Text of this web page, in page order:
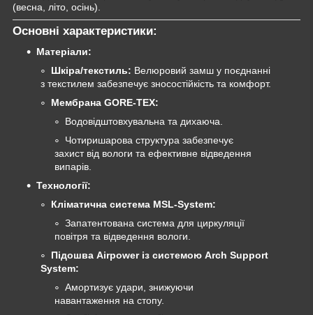
(весна, літо, осінь).
Основні характеристики:
Матеріали:
Шкіра/текстиль: Велюровий замш у поєднанні
з текстилем забезпечує зносостійкість та комфорт.
Мембрана GORE-TEX:
Водовідштовхувальна та дихаюча.
Чотиришарова структура забезпечує
захист від вологи та ефективне відведення
випарів.
Технології:
Кліматична система MSL-System:
Запатентована система для циркуляції
повітря та відведення вологи.
Підошва Airpower із системою Arch Support
System:
Амортизує удари, знижуючи
навантаження на стопу.